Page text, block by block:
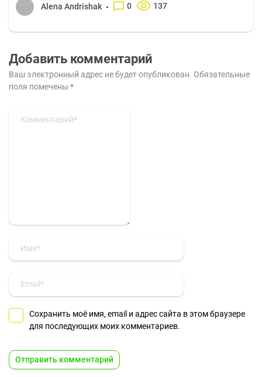
Alena Andrishak 0 137
Добавить комментарий
Ваш электронный адрес не будет опубликован. Обязательные
поля помечены *
Сохранить моё имя, email и адрес сайта в этом браузере
для последующих моих комментариев.